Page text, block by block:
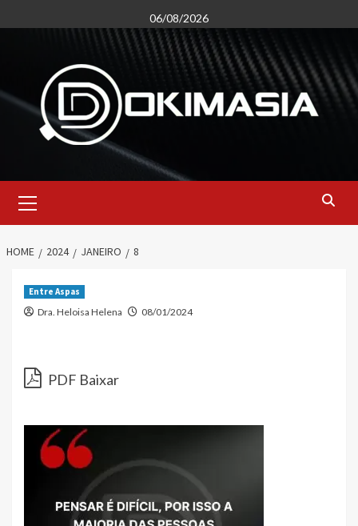
to
06/08/2026
Menu
HOME 2024 JANEIRO 8
Entre Aspas
Dra. Heloisa Helena 08/01/2024
PDF Baixar